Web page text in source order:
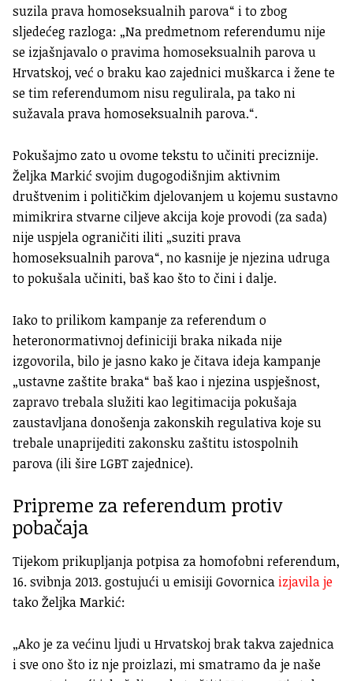
suzila prava homoseksualnih parova“ i to zbog
sljedećeg razloga: „Na predmetnom referendumu nije
se izjašnjavalo o pravima homoseksualnih parova u
Hrvatskoj, već o braku kao zajednici muškarca i žene te
se tim referendumom nisu regulirala, pa tako ni
sužavala prava homoseksualnih parova.“.
Pokušajmo zato u ovome tekstu to učiniti preciznije.
Željka Markić svojim dugogodišnjim aktivnim
društvenim i političkim djelovanjem u kojemu sustavno
mimikrira stvarne ciljeve akcija koje provodi (za sada)
nije uspjela ograničiti iliti „suziti prava
homoseksualnih parova“, no kasnije je njezina udruga
to pokušala učiniti, baš kao što to čini i dalje.
Iako to prilikom kampanje za referendum o
heteronormativnoj definiciji braka nikada nije
izgovorila, bilo je jasno kako je čitava ideja kampanje
„ustavne zaštite braka“ baš kao i njezina uspješnost,
zapravo trebala služiti kao legitimacija pokušaja
zaustavljana donošenja zakonskih regulativa koje su
trebale unaprijediti zakonsku zaštitu istospolnih
parova (ili šire LGBT zajednice).
Pripreme za referendum protiv
pobačaja
Tijekom prikupljanja potpisa za homofobni referendum,
16. svibnja 2013. gostujući u emisiji Govornica izjavila je
tako Željka Markić:
„Ako je za većinu ljudi u Hrvatskoj brak takva zajednica
i sve ono što iz nje proizlazi, mi smatramo da je naše